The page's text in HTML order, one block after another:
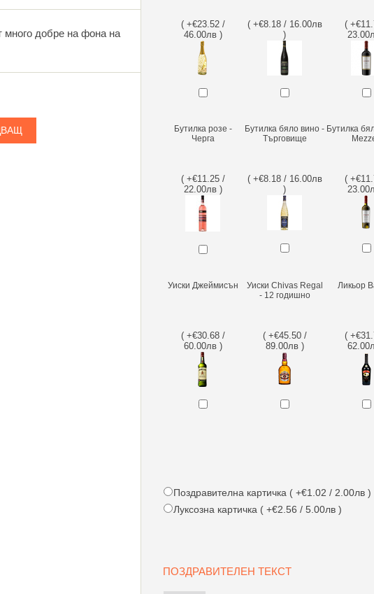
( +€23.52 /
46.00лв )
( +€8.18 / 16.00лв
)
(
Бутилка розе -
Черга
( +€11.25 /
22.00лв )
Бутилка бяло вино -
Търговище
( +€8.18 / 16.00лв
)
Бутилка
(
Уиски Джеймисън
( +€30.68 /
60.00лв )
Уиски Chivas Regal
- 12 годишно
( +€45.50 /
89.00лв )
Ликьор
(
Поздравителна картичка ( +€1.02 / 2.00лв )
Луксозна картичка ( +€2.56 / 5.00лв )
ПОЗДРАВИТЕЛЕН ТЕКСТ
много добре на фона на